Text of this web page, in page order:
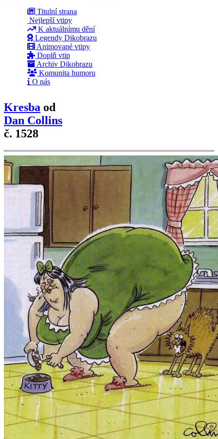
Titulní strana
Nejlepší vtipy
K aktuálnímu dění
Legendy Dikobrazu
Animované vtipy
Doplň vtip
Archiv Dikobrazu
Komunita humoru
O nás
Kresba od
Dan Collins
č. 1528